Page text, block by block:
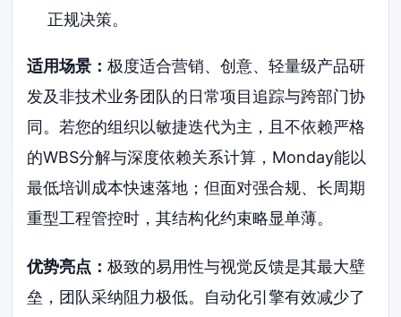
正规决策。
适用场景：极度适合营销、创意、轻量级产品研
发及非技术业务团队的日常项目追踪与跨部门协
同。若您的组织以敏捷迭代为主，且不依赖严格
的WBS分解与深度依赖关系计算，Monday能以
最低培训成本快速落地；但面对强合规、长周期
重型工程管控时，其结构化约束略显单薄。
优势亮点：极致的易用性与视觉反馈是其最大壁
垒，团队采纳阻力极低。自动化引擎有效减少了